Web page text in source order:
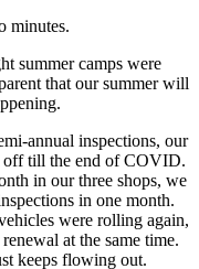
minutes.
summer camps were
that our summer will
annual inspections, our
off till the end of COVID.
in our three shops, we
in one month.
were rolling again,
at the same time.
keeps flowing out.